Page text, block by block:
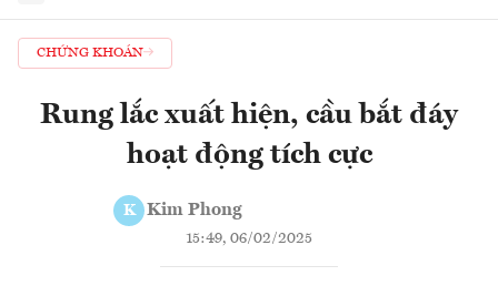
CHỨNG KHOÁN
Rung lắc xuất hiện, cầu bắt đáy
hoạt động tích cực
K Kim Phong
15:49, 06/02/2025